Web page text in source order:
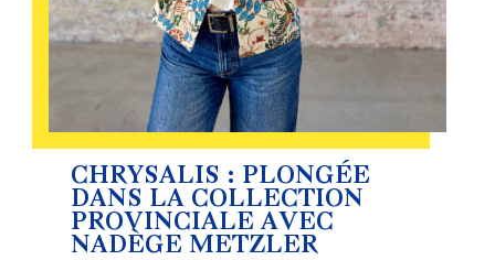
CHRYSALIS : PLONGÉE
DANS LA COLLECTION
PROVINCIALE AVEC
NADÈGE METZLER